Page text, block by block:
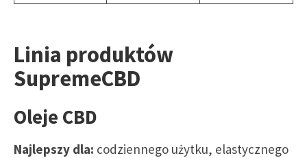
Linia produktów
SupremeCBD
Oleje CBD
Najlepszy dla: codziennego użytku, elastycznego